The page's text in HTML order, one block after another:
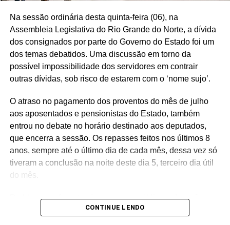
Na sessão ordinária desta quinta-feira (06), na
Assembleia Legislativa do Rio Grande do Norte, a dívida
dos consignados por parte do Governo do Estado foi um
dos temas debatidos. Uma discussão em torno da
possível impossibilidade dos servidores em contrair
outras dívidas, sob risco de estarem com o ‘nome sujo’.
O atraso no pagamento dos proventos do mês de julho
aos aposentados e pensionistas do Estado, também
entrou no debate no horário destinado aos deputados,
que encerra a sessão. Os repasses feitos nos últimos 8
anos, sempre até o último dia de cada mês, dessa vez só
tiveram a conclusão na noite deste dia 5, terceiro dia útil
do mês.
Problemas referentes à segurança pública, educação e
saúde, em Mossoró, também entraram na pauta. No
CONTINUE LENDO